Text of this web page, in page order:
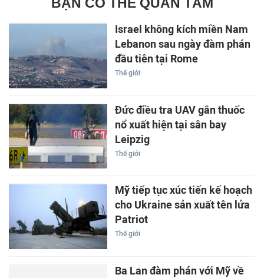
BẠN CÓ THỂ QUAN TÂM
Israel không kích miền Nam
Lebanon sau ngày đàm phán
đầu tiên tại Rome
Thế giới
Đức điều tra UAV gắn thuốc
nổ xuất hiện tại sân bay
Leipzig
Thế giới
Mỹ tiếp tục xúc tiến kế hoạch
cho Ukraine sản xuất tên lửa
Patriot
Thế giới
Ba Lan đàm phán với Mỹ về